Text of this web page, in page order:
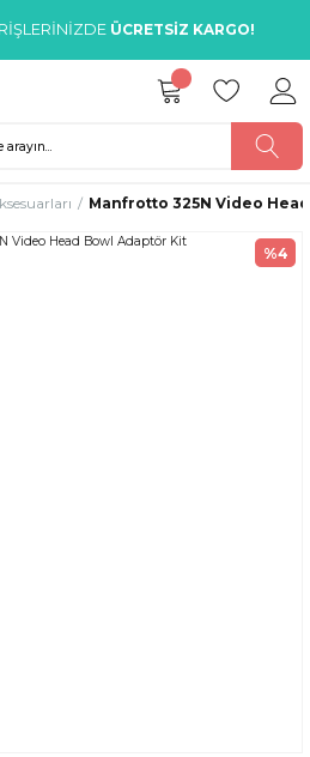
ÜCRETSİZ KARGO!
Manfrotto 325N Video
%4